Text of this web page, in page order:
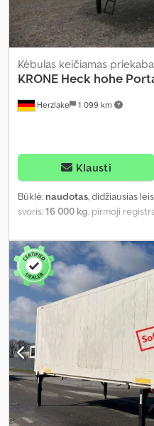
Herzlake 1 099 km
Kėbulas keičiamas priekaba
KRONE Heck hohe
Klausti
Būklė: naudotas, didžiausias
svoris:16 000 kg , pirmoji
, krovinių skyriaus
aukštis:2 680 mm, krovinio
2 550 mm, bendras aukštis: 2